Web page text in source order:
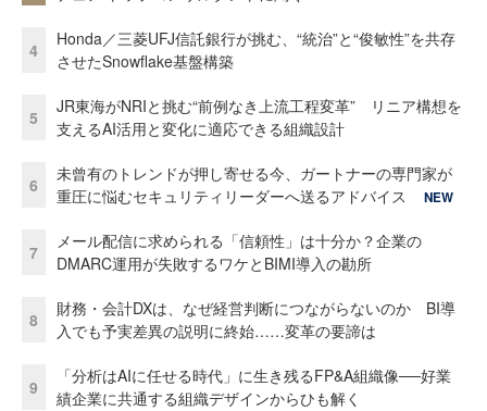
4
Honda／三菱UFJ信託銀行が挑む、“統治”と“俊敏性”を共存
させたSnowflake基盤構築
5
JR東海がNRIと挑む“前例なき上流工程変革” リニア構想を
支えるAI活用と変化に適応できる組織設計
6
未曾有のトレンドが押し寄せる今、ガートナーの専門家が
重圧に悩むセキュリティリーダーへ送るアドバイス
NEW
7
メール配信に求められる「信頼性」は十分か？企業の
DMARC運用が失敗するワケとBIMI導入の勘所
8
財務・会計DXは、なぜ経営判断につながらないのか BI導
入でも予実差異の説明に終始……変革の要諦は
9
「分析はAIに任せる時代」に生き残るFP&A組織像──好業
績企業に共通する組織デザインからひも解く